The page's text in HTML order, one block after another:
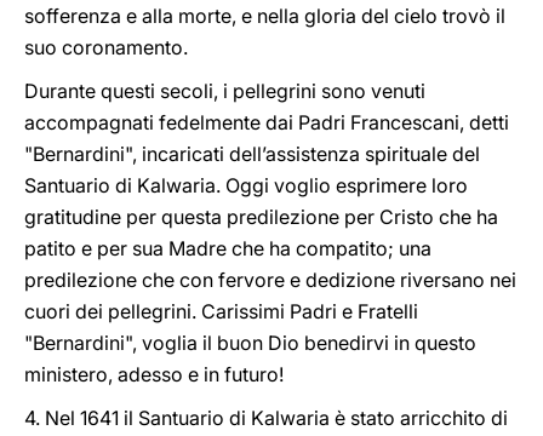
sofferenza e alla morte, e nella gloria del cielo trovò il
suo coronamento.
Durante questi secoli, i pellegrini sono venuti
accompagnati fedelmente dai Padri Francescani, detti
"Bernardini", incaricati dell’assistenza spirituale del
Santuario di Kalwaria. Oggi voglio esprimere loro
gratitudine per questa predilezione per Cristo che ha
patito e per sua Madre che ha compatito; una
predilezione che con fervore e dedizione riversano nei
cuori dei pellegrini. Carissimi Padri e Fratelli
"Bernardini", voglia il buon Dio benedirvi in questo
ministero, adesso e in futuro!
4. Nel 1641 il Santuario di Kalwaria è stato arricchito di